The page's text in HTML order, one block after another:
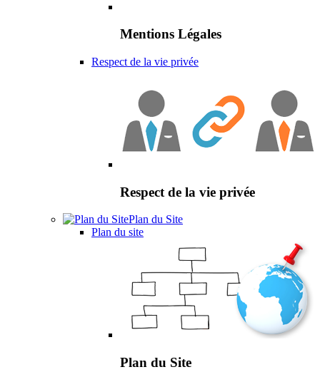
Mentions Légales
Respect de la vie privée
Respect de la vie privée
Plan du Site
Plan du site
Plan du Site